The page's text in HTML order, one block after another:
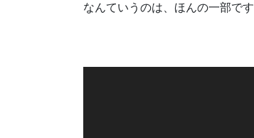
なんていうのは、ほんの一部です